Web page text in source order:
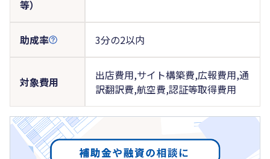
等）
助成率 3分の2以内
対象費用
出店費用,サイト構築費,広報費用,通
訳翻訳費,航空費,認証等取得費用